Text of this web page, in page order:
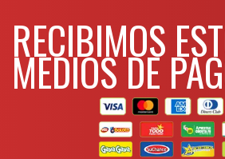
RECIBIMOS
MEDIOS DE